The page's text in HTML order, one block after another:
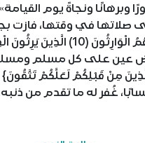
ونجاةً يوم
صلاتها في وقتها، فازت
عين على كل مسلم
غُفر له ما تقدم من ذنبه،